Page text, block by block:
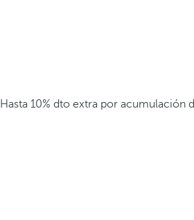
Hasta 10% dto extra por acumulación